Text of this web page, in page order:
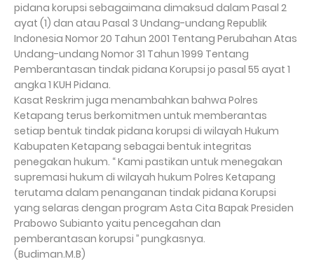
pidana korupsi sebagaimana dimaksud dalam Pasal 2
ayat (1) dan atau Pasal 3 Undang-undang Republik
Indonesia Nomor 20 Tahun 2001 Tentang Perubahan Atas
Undang-undang Nomor 31 Tahun 1999 Tentang
Pemberantasan tindak pidana Korupsi jo pasal 55 ayat 1
angka 1 KUH Pidana.
Kasat Reskrim juga menambahkan bahwa Polres
Ketapang terus berkomitmen untuk memberantas
setiap bentuk tindak pidana korupsi di wilayah Hukum
Kabupaten Ketapang sebagai bentuk integritas
penegakan hukum. “ Kami pastikan untuk menegakan
supremasi hukum di wilayah hukum Polres Ketapang
terutama dalam penanganan tindak pidana Korupsi
yang selaras dengan program Asta Cita Bapak Presiden
Prabowo Subianto yaitu pencegahan dan
pemberantasan korupsi ’’ pungkasnya.
(Budiman.M.B)